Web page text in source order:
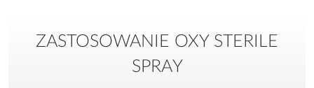
ZASTOSOWANIE OXY STERILE
SPRAY